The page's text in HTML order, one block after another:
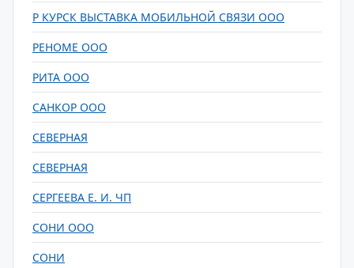
Р КУРСК ВЫСТАВКА МОБИЛЬНОЙ СВЯЗИ ООО
РЕНОМЕ ООО
РИТА ООО
САНКОР ООО
СЕВЕРНАЯ
СЕВЕРНАЯ
СЕРГЕЕВА Е. И. ЧП
СОНИ ООО
СОНИ